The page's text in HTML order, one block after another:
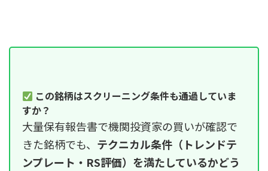
この銘柄はスクリーニング条件も通過していま
すか？
大量保有報告書で機関投資家の買いが確認で
きた銘柄でも、 テクニカル条件（トレンドテ
ンプレート・RS評価）を満たしているかどう